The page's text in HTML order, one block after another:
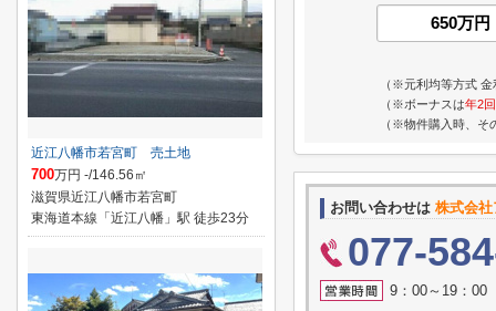
（※元利均等方式 金
（※ボーナスは年2回
（※物件購入時、そ
お問い合わせは 株式会
077-
9：00～19：00
近江八幡市若宮町 売土地
700万円 -/146.56㎡
滋賀県近江八幡市若宮町
東海道本線「近江八幡」駅 徒歩23分